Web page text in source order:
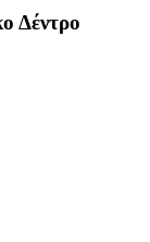
Δέντρο